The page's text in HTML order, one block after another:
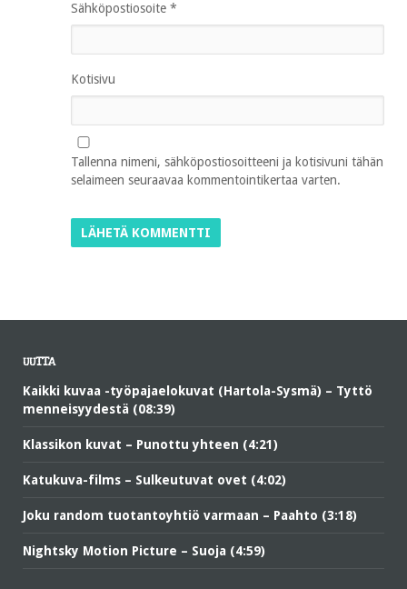
Sähköpostiosoite *
Kotisivu
Tallenna nimeni, sähköpostiosoitteeni ja kotisivuni tähän
selaimeen seuraavaa kommentointikertaa varten.
UUTTA
Kaikki kuvaa -työpajaelokuvat (Hartola-Sysmä) – Tyttö
menneisyydestä (08:39)
Klassikon kuvat – Punottu yhteen (4:21)
Katukuva-films – Sulkeutuvat ovet (4:02)
Joku random tuotantoyhtiö varmaan – Paahto (3:18)
Nightsky Motion Picture – Suoja (4:59)